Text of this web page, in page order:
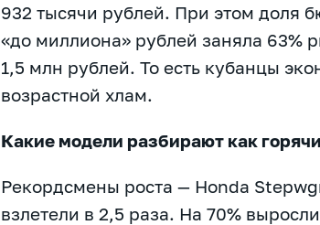
932 тысячи рублей. При этом доля
«до миллиона» рублей заняла 63%
1,5 млн рублей. То есть кубанцы
возрастной хлам.
Какие модели разбирают как
Рекордсмены роста — Honda
взлетели в 2,5 раза. На 70%